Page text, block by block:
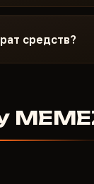
или
средств?